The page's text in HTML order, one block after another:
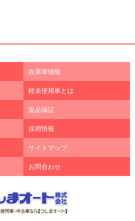
在庫車情報
軽未使用車とは
返品保証
採用情報
サイトマップ
お問合わせ